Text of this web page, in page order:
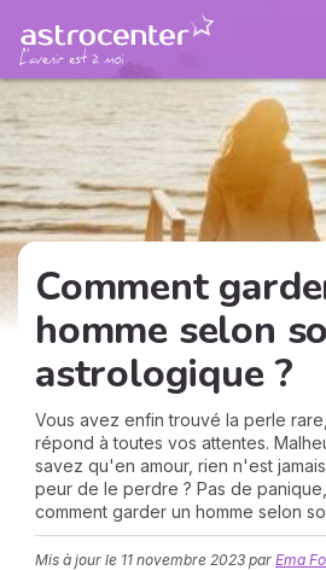
Comment
homme selon
astrologique ?
Vous avez enfin trouvé la perle
répond à toutes vos attentes.
savez qu'en amour, rien n'est
peur de le perdre ? Pas de
comment garder un homme selon
Mis à jour le 11 novembre 2023 par Ema